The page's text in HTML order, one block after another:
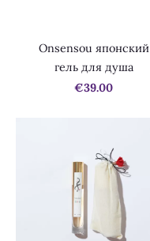
Onsensou японский
гель для душа
€39.00